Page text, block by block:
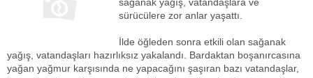
sürücülere zor anlar yaşattı.
İlde öğleden sonra etkili olan sağanak
yağış, vatandaşları hazırlıksız yakalandı. Bardaktan boşanırcasına
yağan yağmur karşısında ne yapacağını şaşıran bazı vatandaşlar,